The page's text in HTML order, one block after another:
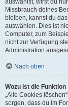
auswählst, wirst du
Missbrauch deines
bleiben, kannst du
auswählen. Dies ist
Computer, zum
nicht zur Verfügung
Administration
Nach oben
Wozu ist die
„Alle Cookies
sorgen, dass du im